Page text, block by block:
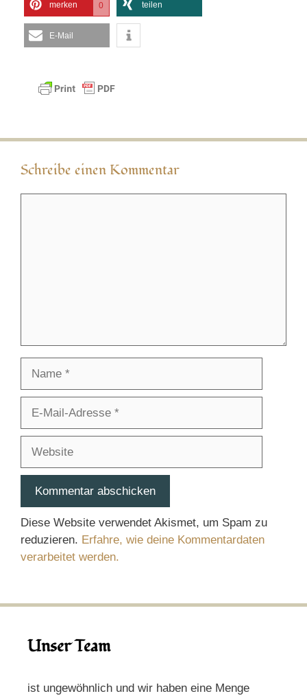
merken 0 teilen
E-Mail
Schreibe einen Kommentar
Adresse
Diese Website verwendet Akismet, um Spam zu
reduzieren. Erfahre, wie deine Kommentardaten
verarbeitet werden.
Unser Team
ist ungewöhnlich und wir haben eine Menge